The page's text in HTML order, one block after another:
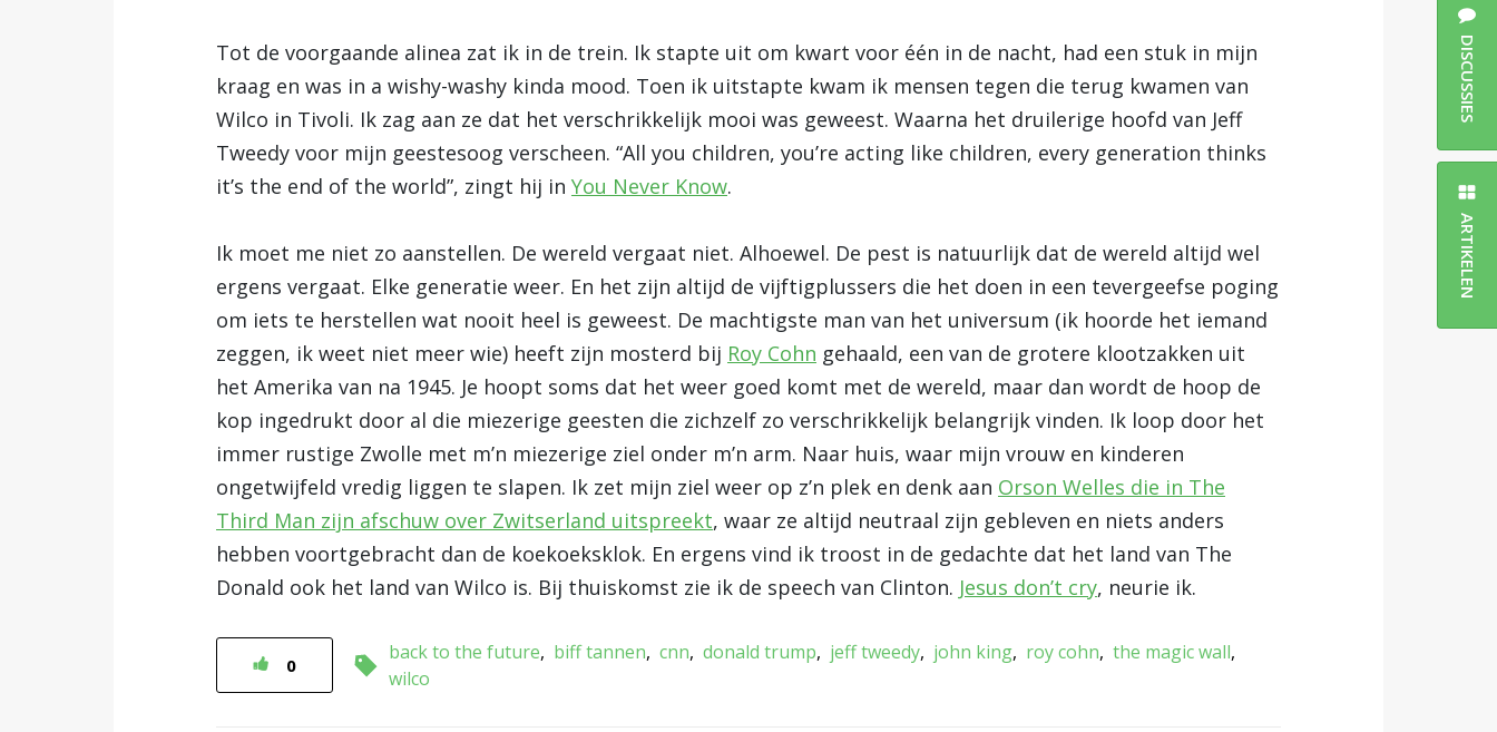
Tot de voorgaande alinea zat ik in de trein. Ik stapte uit om kwart voor één in de nacht, had een stuk in mijn
kraag en was in a wishy-washy kinda mood. Toen ik uitstapte kwam ik mensen tegen die terug kwamen van
Wilco in Tivoli. Ik zag aan ze dat het verschrikkelijk mooi was geweest. Waarna het druilerige hoofd van Jeff
Tweedy voor mijn geestesoog verscheen. “All you children, you’re acting like children, every generation thinks
it’s the end of the world”, zingt hij in You Never Know.
Ik moet me niet zo aanstellen. De wereld vergaat niet. Alhoewel. De pest is natuurlijk dat de wereld altijd wel
ergens vergaat. Elke generatie weer. En het zijn altijd de vijftigplussers die het doen in een tevergeefse poging
om iets te herstellen wat nooit heel is geweest. De machtigste man van het universum (ik hoorde het iemand
zeggen, ik weet niet meer wie) heeft zijn mosterd bij Roy Cohn gehaald, een van de grotere klootzakken uit
het Amerika van na 1945. Je hoopt soms dat het weer goed komt met de wereld, maar dan wordt de hoop de
kop ingedrukt door al die miezerige geesten die zichzelf zo verschrikkelijk belangrijk vinden. Ik loop door het
immer rustige Zwolle met m’n miezerige ziel onder m’n arm. Naar huis, waar mijn vrouw en kinderen
ongetwijfeld vredig liggen te slapen. Ik zet mijn ziel weer op z’n plek en denk aan Orson Welles die in The
Third Man zijn afschuw over Zwitserland uitspreekt, waar ze altijd neutraal zijn gebleven en niets anders
hebben voortgebracht dan de koekoeksklok. En ergens vind ik troost in de gedachte dat het land van The
Donald ook het land van Wilco is. Bij thuiskomst zie ik de speech van Clinton. Jesus don’t cry, neurie ik.
0
back to the future biff tannen cnn donald trump jeff tweedy john king roy cohn the magic wall
wilco
DISCUSSIES
ARTIKELEN